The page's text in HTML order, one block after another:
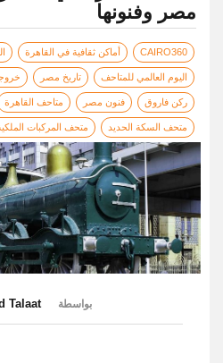
مصر وفنونها
CAIRO360 أماكن ثقافية في القاهرة
اليوم العالمي للمتاحف تاريخ مصر
ركن فاروق فنون مصر متاحف القاهرة
متحف السكة الحديد متحف المركبات
بواسطة Talaat